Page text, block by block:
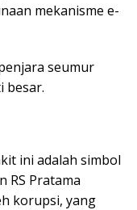
mekanisme e-
seumur
besar.
ini adalah simbol
RS Pratama
korupsi, yang